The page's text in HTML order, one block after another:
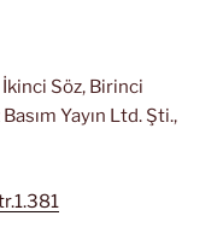
Söz, Birinci
Basım Yayın Ltd. Şti.,